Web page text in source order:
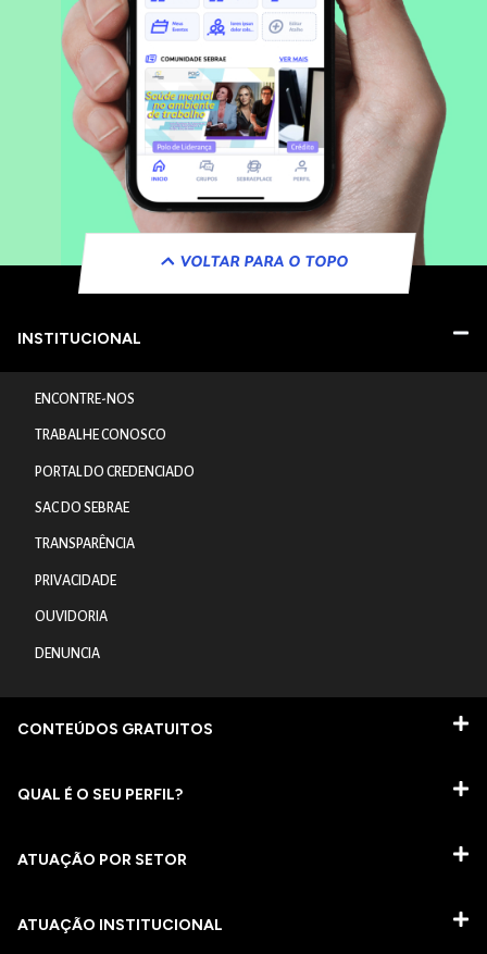
VOLTAR PARA O TOPO
INSTITUCIONAL
ENCONTRE-NOS
TRABALHE CONOSCO
PORTAL DO CREDENCIADO
SAC DO SEBRAE
TRANSPARÊNCIA
PRIVACIDADE
OUVIDORIA
DENUNCIA
CONTEÚDOS GRATUITOS
QUAL É O SEU PERFIL?
ATUAÇÃO POR SETOR
ATUAÇÃO INSTITUCIONAL